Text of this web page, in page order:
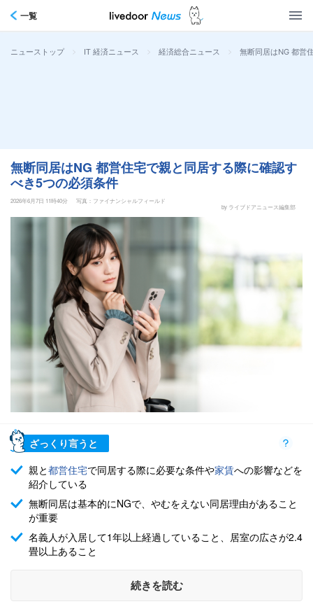
一覧
ニューストップ > IT 経済ニュース > 経済総合ニュース > 無断同居はNG 都営
無断同居はNG 都営住宅で親と同居する際に確認す
べき5つの必須条件
2026年6月7日 11時40分
写真：ファイナンシャルフィールド
by ライブドアニュース編集部
ざっくり言うと
親と都営住宅で同居する際に必要な条件や家賃への影響などを
紹介している
無断同居は基本的にNGで、やむをえない同居理由があること
が重要
名義人が入居して1年以上経過していること、居室の広さが2.4
畳以上あること
続きを読む